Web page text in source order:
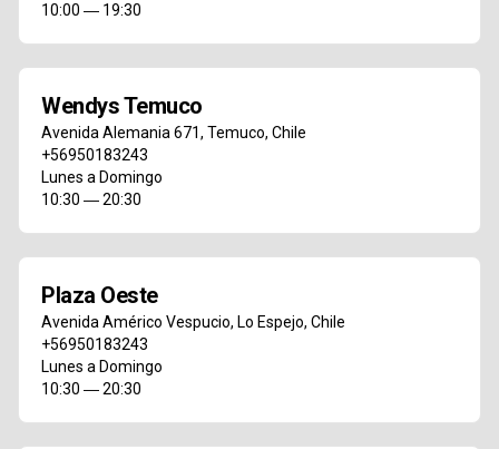
10:00 ― 19:30
Wendys Temuco
Avenida Alemania 671, Temuco, Chile
+56950183243
Lunes a Domingo
10:30 ― 20:30
Plaza Oeste
Avenida Américo Vespucio, Lo Espejo, Chile
+56950183243
Lunes a Domingo
10:30 ― 20:30